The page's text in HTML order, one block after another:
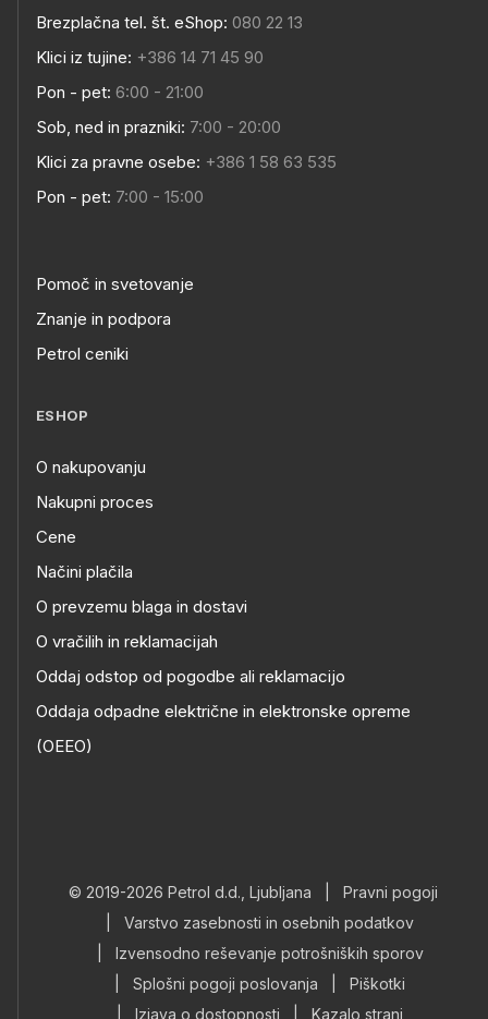
Brezplačna tel. št. eShop: 080 22 13
Klici iz tujine: +386 14 71 45 90
Pon - pet: 6:00 - 21:00
Sob, ned in prazniki: 7:00 - 20:00
Klici za pravne osebe: +386 1 58 63 535
Pon - pet: 7:00 - 15:00
Pomoč in svetovanje
Znanje in podpora
Petrol ceniki
ESHOP
O nakupovanju
Nakupni proces
Cene
Načini plačila
O prevzemu blaga in dostavi
O vračilih in reklamacijah
Oddaj odstop od pogodbe ali reklamacijo
Oddaja odpadne električne in elektronske opreme
(OEEO)
© 2019-2026 Petrol d.d., Ljubljana
Pravni pogoji
Varstvo zasebnosti in osebnih podatkov
Izvensodno reševanje potrošniških sporov
Splošni pogoji poslovanja
Piškotki
Izjava o dostopnosti Kazalo strani